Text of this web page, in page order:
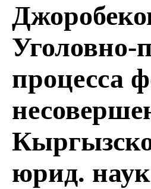
Уголовно-
процесса
юрид. наук